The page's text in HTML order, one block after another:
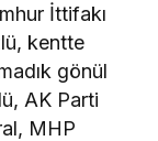
İttifakı
kentte
gönül
AK Parti
MHP